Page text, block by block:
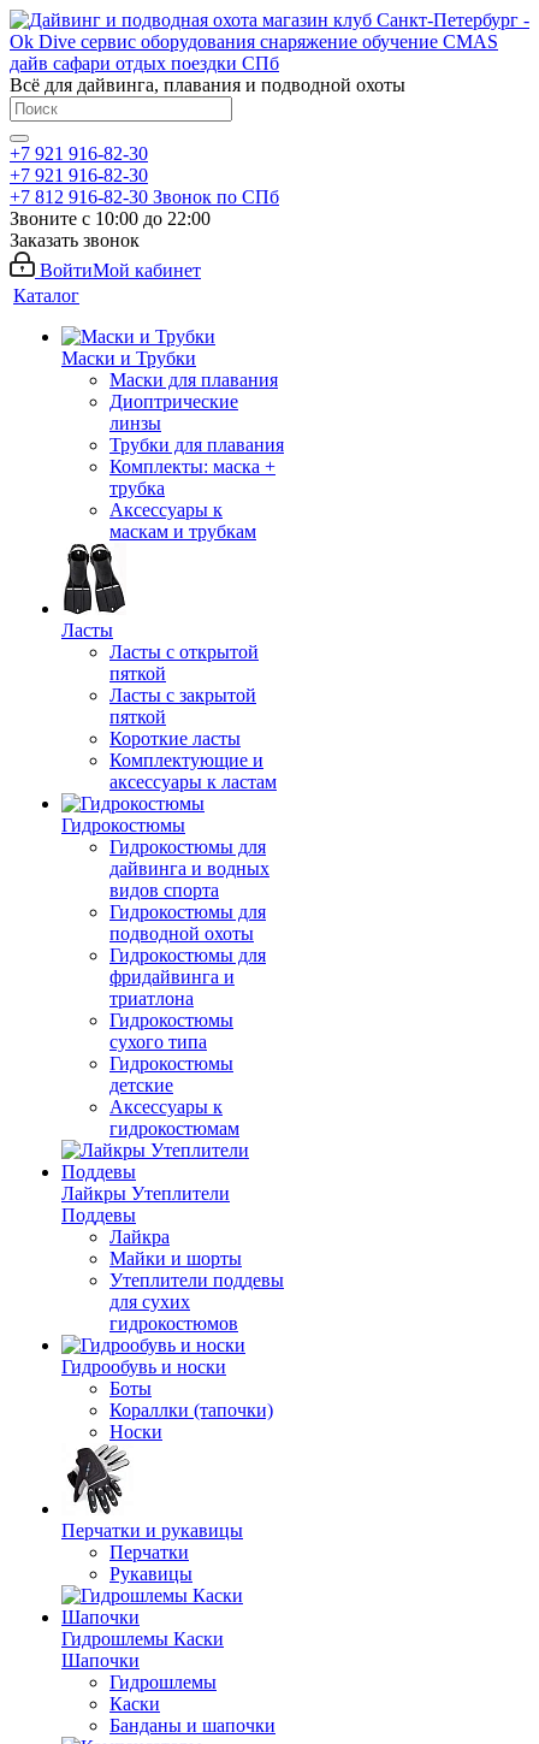
Всё для дайвинга, плавания и подводной охоты
+7 921 916-82-30
+7 921 916-82-30
+7 812 916-82-30 Звонок по СПб
Звоните с 10:00 до 22:00
Заказать звонок
ВойтиМой кабинет
Каталог
Маски и Трубки
Маски для плавания
Диоптрические
линзы
Трубки для плавания
Комплекты: маска +
трубка
Аксессуары к
маскам и трубкам
Ласты
Ласты с открытой
пяткой
Ласты с закрытой
пяткой
Короткие ласты
Комплектующие и
аксессуары к ластам
Гидрокостюмы
Гидрокостюмы для
дайвинга и водных
видов спорта
Гидрокостюмы для
подводной охоты
Гидрокостюмы для
фридайвинга и
триатлона
Гидрокостюмы
сухого типа
Гидрокостюмы
детские
Аксессуары к
гидрокостюмам
Лайкры Утеплители
Поддевы
Лайкра
Майки и шорты
Утеплители поддевы
для сухих
гидрокостюмов
Гидрообувь и носки
Боты
Кораллки (тапочки)
Носки
Перчатки и рукавицы
Перчатки
Рукавицы
Гидрошлемы Каски
Шапочки
Гидрошлемы
Каски
Банданы и шапочки